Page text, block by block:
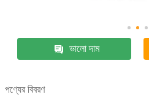
ভালো দাম
পণ্যের বিবরণ